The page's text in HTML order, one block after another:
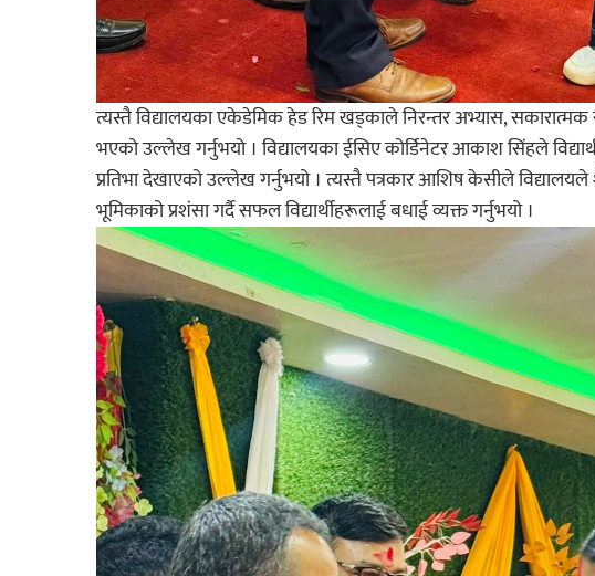
त्यस्तै विद्यालयका एकेडेमिक हेड रिम खड्काले निरन्तर अभ्यास, सकारात्मक
भएको उल्लेख गर्नुभयो । विद्यालयका ईसिए कोर्डिनेटर आकाश सिंहले
प्रतिभा देखाएको उल्लेख गर्नुभयो । त्यस्तै पत्रकार आशिष केसीले विद्यालयले
भूमिकाको प्रशंसा गर्दै सफल विद्यार्थीहरूलाई बधाई व्यक्त गर्नुभयो ।